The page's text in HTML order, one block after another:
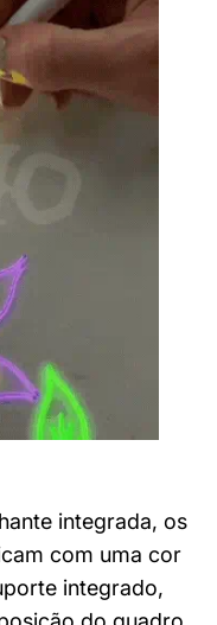
integrada, os
com uma cor
integrado,